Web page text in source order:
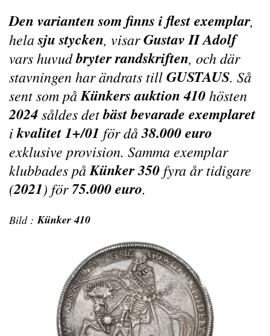
Den varianten som finns i flest exemplar,
helasju stycken, visarGustav II Adolf
vars huvudbryter randskriften, och där
stavningen har ändrats tillGUSTAUS. Så
sent som påKünkers auktion 410hösten
2024såldes detbäst bevarade exemplaret
ikvalitet 1+/01 för då38.000 euro
exklusive provision. Samma exemplar
klubbades påKünker 350 fyra år tidigare
(2021) för75.000 euro.
Bild :Künker 410